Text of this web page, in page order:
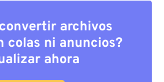
archivos
colas ni anuncios?
ahora